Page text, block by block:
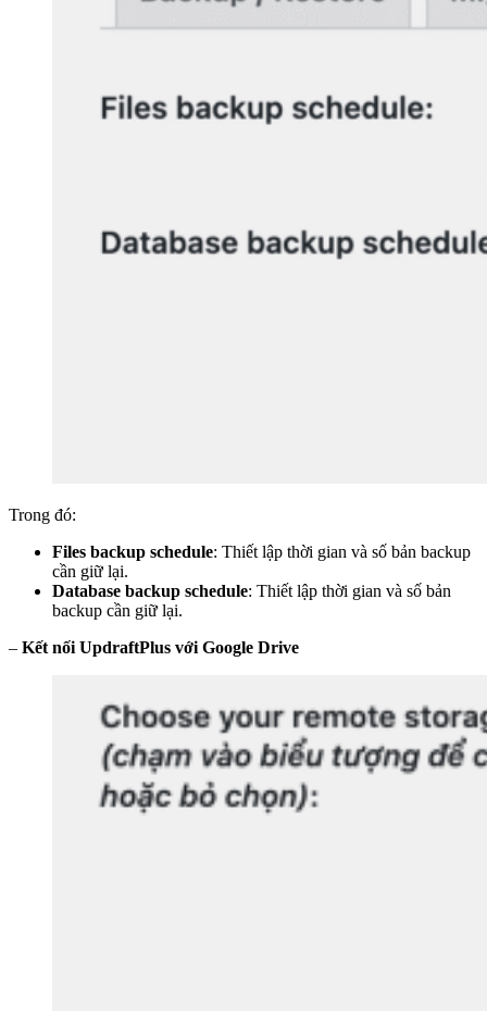
Trong đó:
Files backup schedule: Thiết lập thời gian và số bản backup
cần giữ lại.
Database backup schedule: Thiết lập thời gian và số bản
backup cần giữ lại.
– Kết nối UpdraftPlus với Google Drive